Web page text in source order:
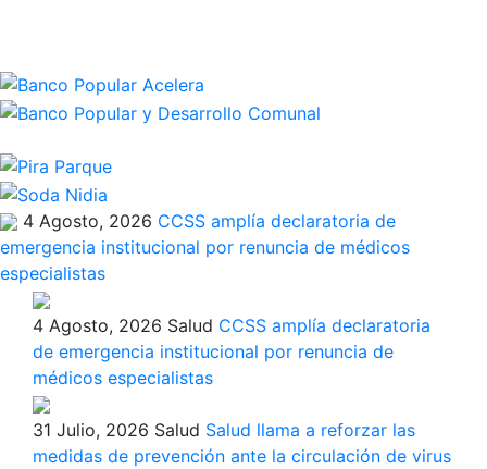
4 Agosto, 2026 CCSS amplía declaratoria de
emergencia institucional por renuncia de médicos
especialistas
4 Agosto, 2026 Salud CCSS amplía declaratoria
de emergencia institucional por renuncia de
médicos especialistas
31 Julio, 2026 Salud Salud llama a reforzar las
medidas de prevención ante la circulación de virus